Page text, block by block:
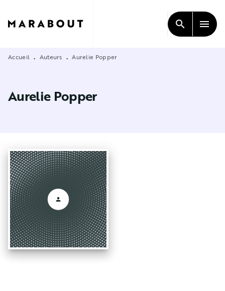
CONTENU
search menu
Accueil • Auteurs • Aurelie Popper
Aurelie Popper